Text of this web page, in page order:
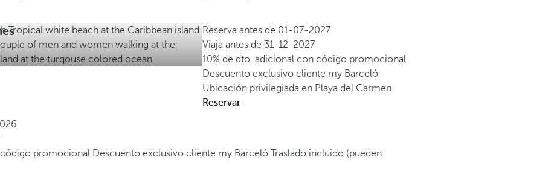
Reserva antes de 01-07-2027
Viaja antes de 31-12-2027
10% de dto. adicional con código promocional
Descuento exclusivo cliente my Barceló
Ubicación privilegiada en Playa del Carmen
Reservar
código promocional Descuento exclusivo cliente my Barceló Traslado incluido (pueden